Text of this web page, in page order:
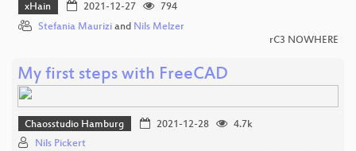
xHain 2021-12-27
794
Stefania Maurizi and Nils Melzer
rC3 NOWHERE
My first steps with FreeCAD
Chaosstudio Hamburg 2021-12-28
4.7k
Nils Pickert